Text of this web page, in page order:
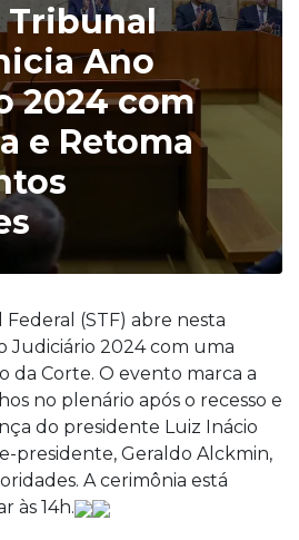
Tribunal
Ano
2024 com
e Retoma
(STF) abre nesta
Judiciário 2024 com uma
da Corte. O evento marca a
no plenário após o recesso e
do presidente Luiz Inácio
presidente, Geraldo Alckmin,
A cerimônia está
às 14h.